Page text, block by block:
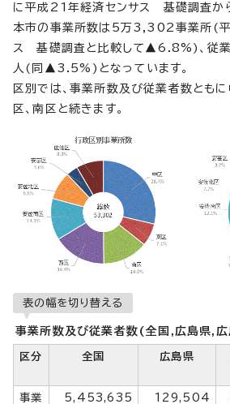
に平成21年経済センサス 基礎調査から
本市の事業所数は5万3,302事業所(
ス 基礎調査と比較して▲6.8%)、従
人(同▲3.5%)となっています。
区別では、事業所数及び従業者数ともに
区、南区と続きます。
表の幅を切り替える
事業所数及び従業者数(全国,広島県,
区分 全国 広島県
事業
5,453,635
129,504